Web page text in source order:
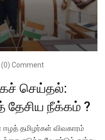
(0) Comment
செய்தல்:
தேசிய நீக்கம் ?
ஈழத் தமிழர்கள் விவகாரம்